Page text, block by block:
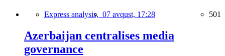
Express analysis, 07 avqust, 17:28 501
Azerbaijan centralises media
governance